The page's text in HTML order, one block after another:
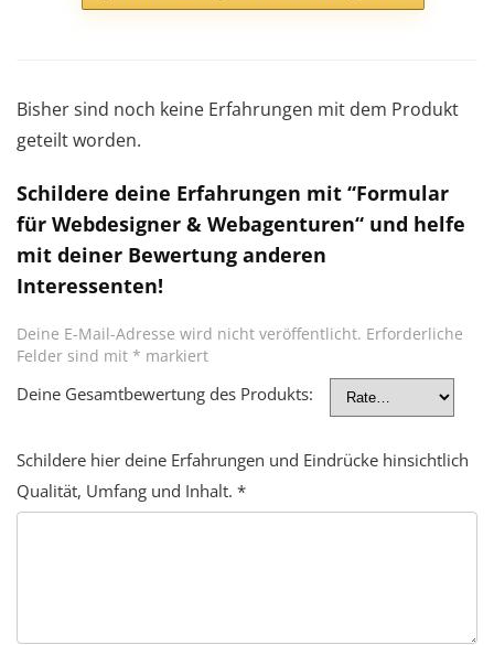
Bisher sind noch keine Erfahrungen mit dem Produkt
geteilt worden.
Schildere deine Erfahrungen mit “Formular
für Webdesigner & Webagenturen“ und helfe
mit deiner Bewertung anderen
Interessenten!
Deine E-Mail-Adresse wird nicht veröffentlicht. Erforderliche
Felder sind mit * markiert
Deine Gesamtbewertung des Produkts:
Schildere hier deine Erfahrungen und Eindrücke hinsichtlich
Qualität, Umfang und Inhalt. *